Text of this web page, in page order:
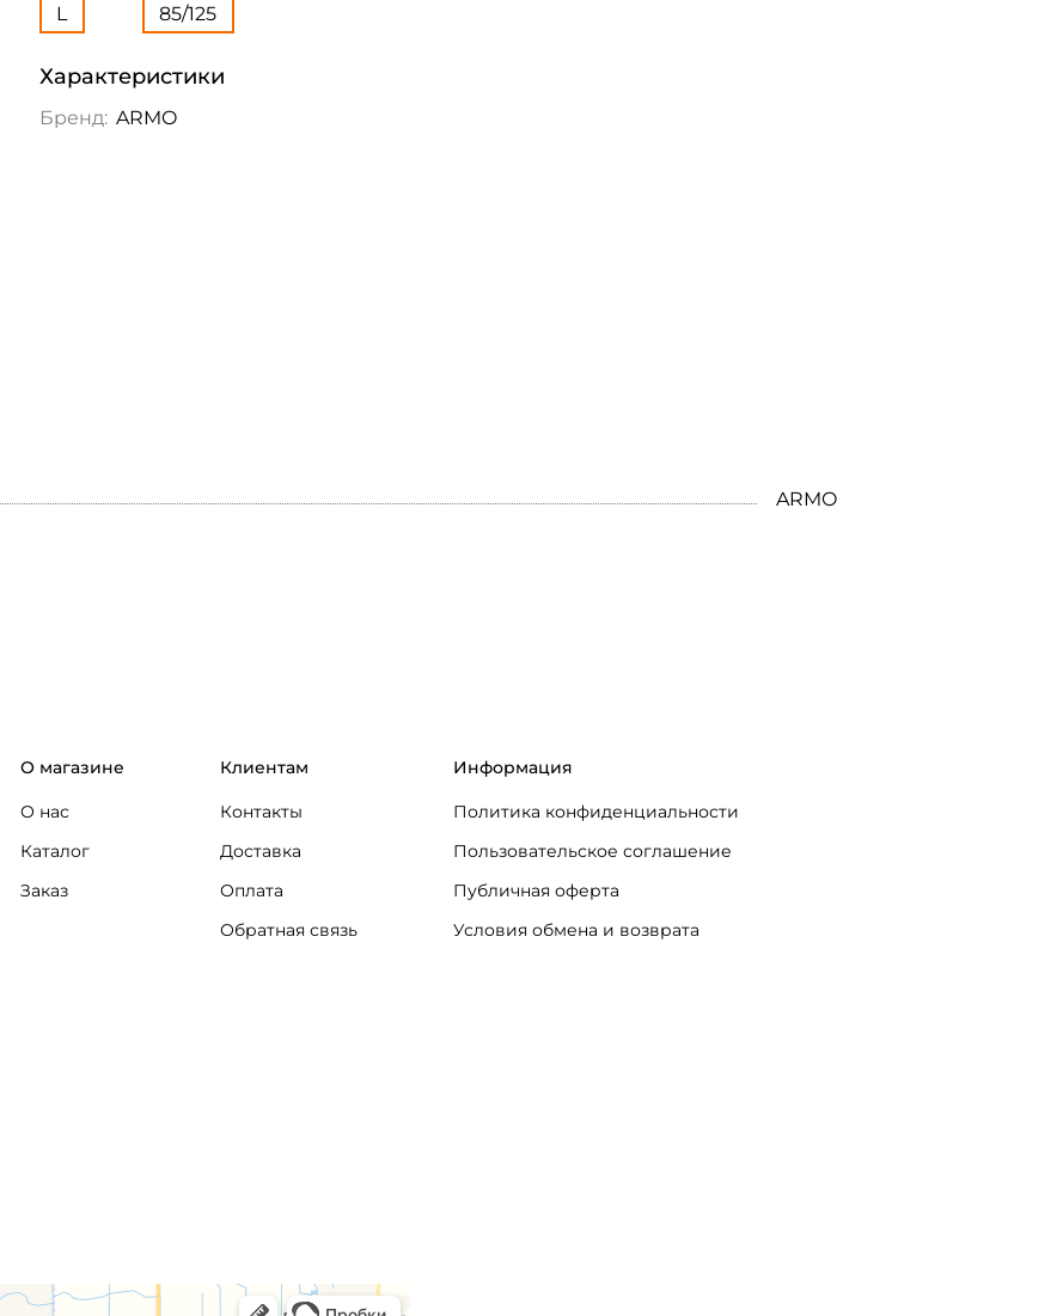
L
85/125
Характеристики
Бренд: ARMO
ARMO
О магазине
О нас
Каталог
Заказ
Клиентам
Контакты
Доставка
Оплата
Обратная связь
Информация
Политика конфиденциальности
Пользовательское соглашение
Публичная оферта
Условия обмена и возврата